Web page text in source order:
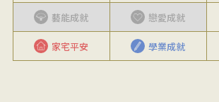
藝能成就 戀愛成就
家宅平安 學業成就